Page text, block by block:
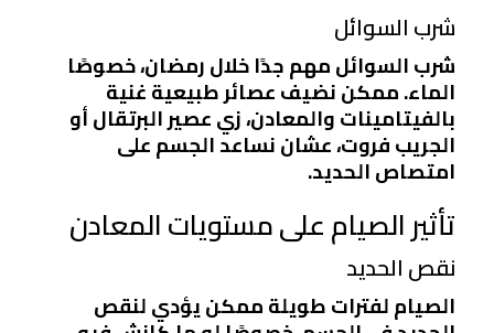
شرب السوائل
شرب السوائل مهم جدًا خلال رمضان، خصوصًا
الماء. ممكن نضيف عصائر طبيعية غنية
بالفيتامينات والمعادن، زي عصير البرتقال أو
الجريب فروت، عشان نساعد الجسم على
امتصاص الحديد.
تأثير الصيام على مستويات المعادن
نقص الحديد
الصيام لفترات طويلة ممكن يؤدي لنقص